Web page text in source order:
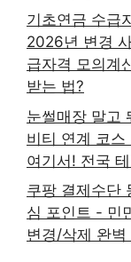
기초연금 수급
2026년 변경
급자격 모의계
받는 법?
눈썰매장 말고
비티 연계 코스
여기서! 전국
쿠팡 결제수단
심 포인트 - 민
변경/삭제 완